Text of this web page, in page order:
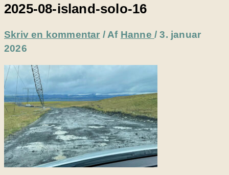
2025-08-island-solo-16
Skriv en kommentar / Af Hanne/3. januar
2026